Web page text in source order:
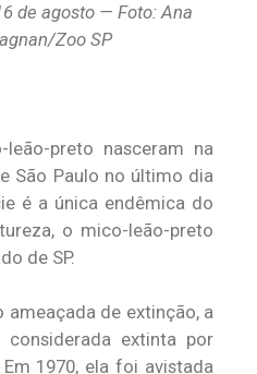
de agosto — Foto: Ana
Zoo SP
preto nasceram na
São Paulo no último dia
é a única endêmica do
o mico-leão-preto
de SP.
de extinção, a
extinta por
1970, ela foi avistada